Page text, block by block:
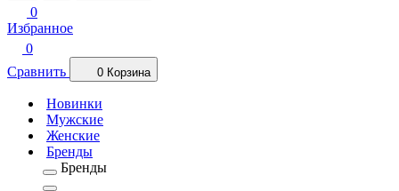
0
Избранное
0
Сравнить
0 Корзина
Новинки
Мужские
Женские
Бренды
Бренды